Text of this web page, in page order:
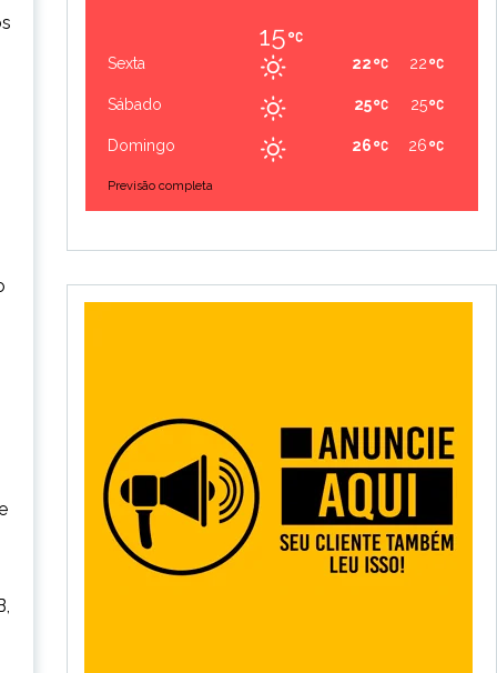
15
Sexta 22
22
Sábado 25
25
Domingo 26
26
Previsão completa